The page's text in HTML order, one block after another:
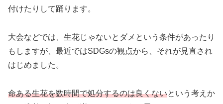
付けたりして踊ります。
大会などでは、生花じゃないとダメという条件があったり
もしますが、最近ではSDGsの観点から、それが見直され
はじめました。
命ある生花を数時間で処分するのは良くないという考えか